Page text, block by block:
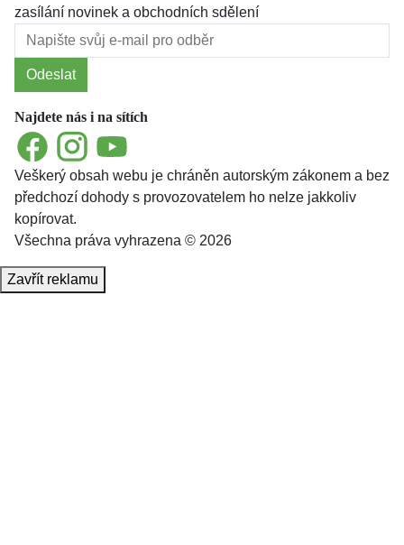
zasílání novinek a obchodních sdělení
Odeslat
Najdete nás i na sítích
FacebookInstagramYouTube
Veškerý obsah webu je chráněn autorským zákonem a bez
předchozí dohody s provozovatelem ho nelze jakkoliv
kopírovat.
Všechna práva vyhrazena © 2026
Zavřít reklamu